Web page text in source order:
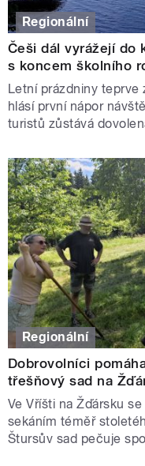
Regionální
Češi dál vyrážejí do
s koncem školního
Letní prázdniny teprve
hlásí první nápor
turistů zůstává
Regionální
Dobrovolníci
třešňový sad na
Ve Vříšti na Žďársku
sekáním téměř
Štursův sad pečuje